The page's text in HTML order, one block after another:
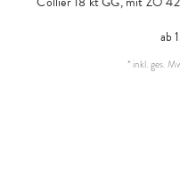
ab
* inkl. ges.